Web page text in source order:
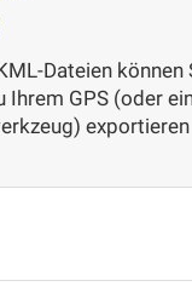
Dateien können
Ihrem GPS (oder
exportieren